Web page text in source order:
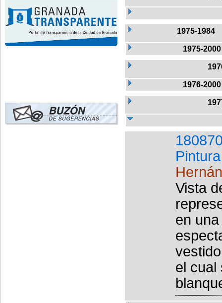
1975-1984
1975-2000
1976-2000
Pintura
Vista
en
el cual